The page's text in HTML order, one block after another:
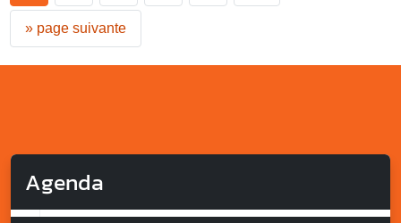
» page suivante
Agenda